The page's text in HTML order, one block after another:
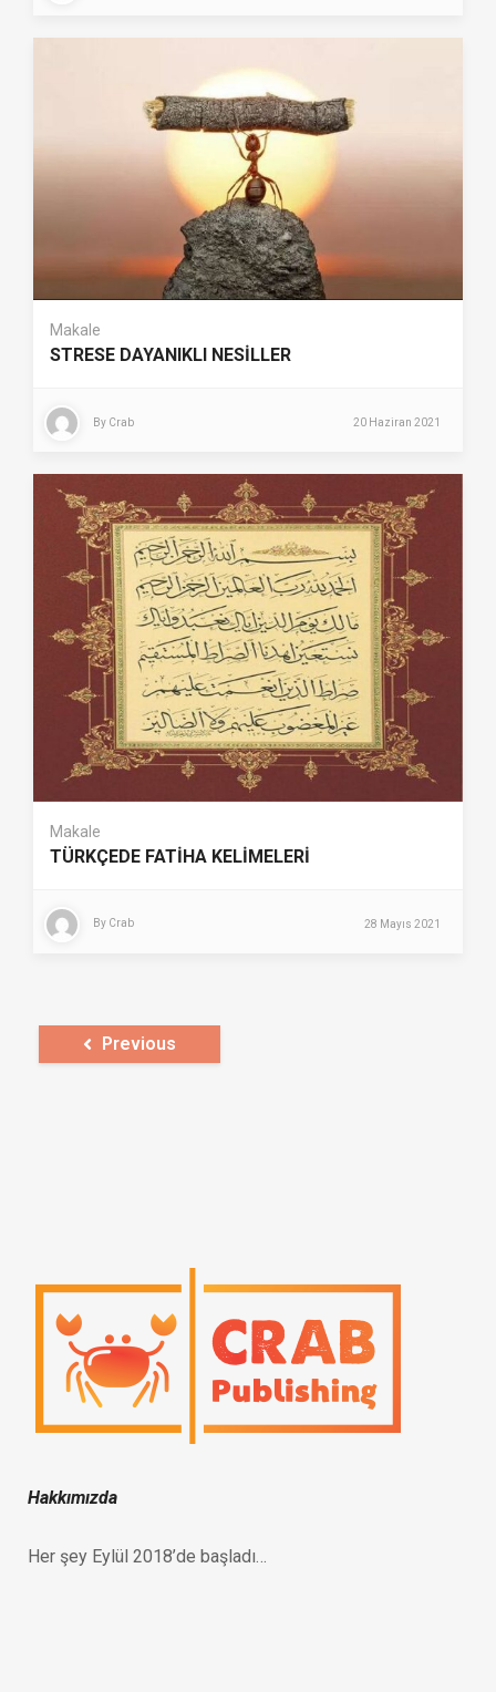
Makale
STRESE DAYANIKLI NESİLLER
By Crab 20 Haziran 2021
Makale
TÜRKÇEDE FATİHA KELİMELERİ
By Crab 28 Mayıs 2021
Previous
Hakkımızda
Her şey Eylül 2018’de başladı…